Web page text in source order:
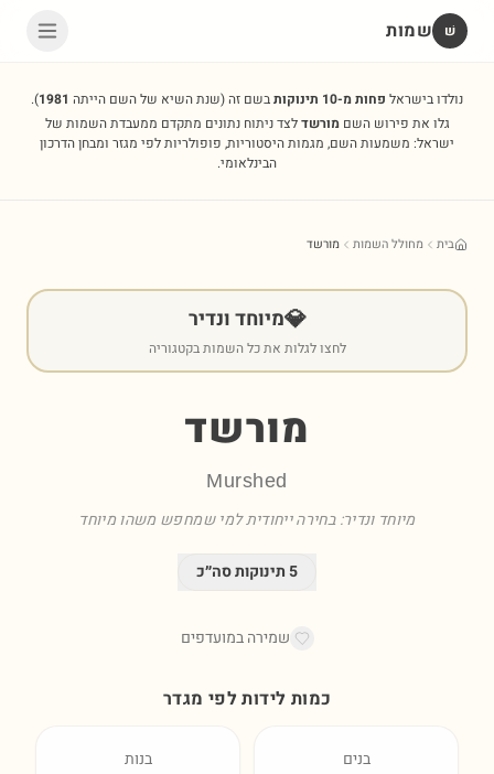
שׁ שמות
נולדו בישראל פחות מ-10 תינוקות בשם זה(שנת השיא של השם הייתה 1981
).
גלו את פירוש השםמורשדלצד ניתוח נתונים מתקדם ממעבדת השמות של
ישראל: משמעות השם, מגמות היסטוריות, פופולריות לפי מגזר ומבחן הדרכון
הבינלאומי.
בית מחולל השמות מורשד
💎מיוחד ונדיר
לחצו לגלות את כל השמות בקטגוריה
מורשד
Murshed
מיוחד ונדיר: בחירה ייחודית למי שמחפש משהו מיוחד
5תינוקות סה״כ
שמירה במועדפים
כמות לידות לפי מגדר
בנים בנות